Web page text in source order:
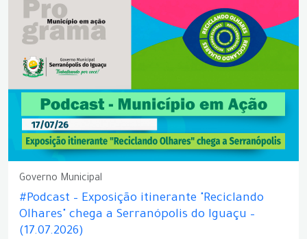
Governo Municipal
#Podcast – Exposição itinerante "Reciclando
Olhares" chega a Serranópolis do Iguaçu –
(17.07.2026)